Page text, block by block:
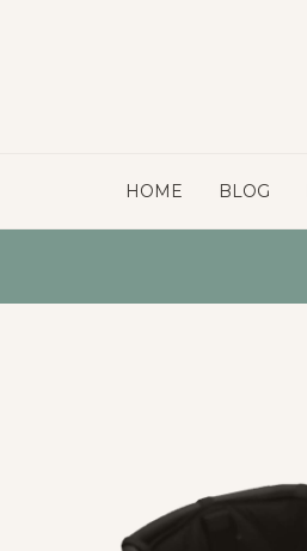
HOME BLOG